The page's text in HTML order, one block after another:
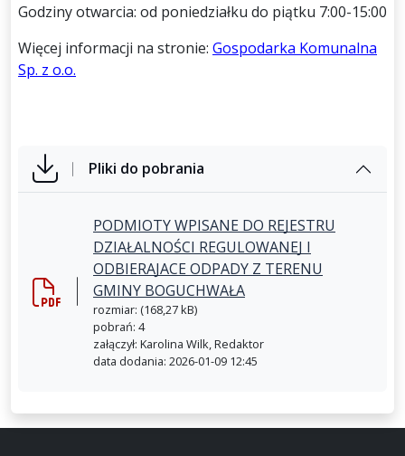
Godziny otwarcia: od poniedziałku do piątku 7:00-15:00
Więcej informacji na stronie: Gospodarka Komunalna
Sp. z o.o.
Pliki do pobrania
PODMIOTY WPISANE DO REJESTRU
DZIAŁALNOŚCI REGULOWANEJ I
ODBIERAJACE ODPADY Z TERENU
GMINY BOGUCHWAŁA
rozmiar: (168,27 kB)
pobrań: 4
załączył: Karolina Wilk, Redaktor
data dodania: 2026-01-09 12:45